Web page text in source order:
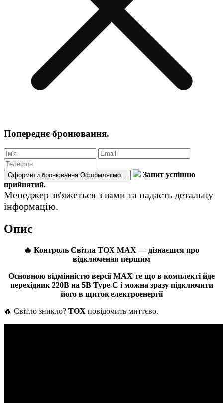
Попереднє бронювання.
Оформити бронювання Оформляємо...
Запит успішно
прийнятий.
Менеджер зв'яжеться з вами та надасть детальну
інформацію.
Опис
🔥 Контроль Світла TOX MAX — дізнаєшся про
відключення першим
Основною відмінністю версії МАХ те що в комплекті йде
перехідник 220В на 5В Type-C і можна зразу підключити
його в щиток електроенергії
🔥 Світло зникло? TOX повідомить миттєво.